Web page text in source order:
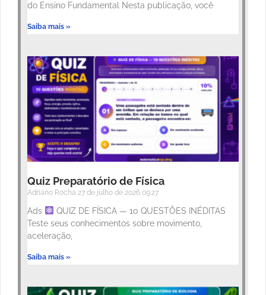
do Ensino Fundamental Nesta publicação, você
Saiba mais »
Quiz Preparatório de Física
Adriano Rocha 27 de julho de 2026 09:27
Ads
QUIZ DE FÍSICA — 10 QUESTÕES INÉDITAS
Teste seus conhecimentos sobre movimento,
aceleração,
Saiba mais »